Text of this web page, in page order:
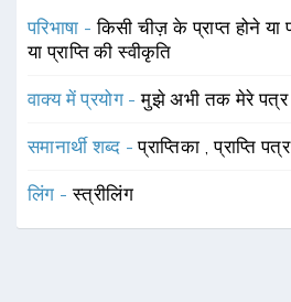
परिभाषा -किसी चीज़ के प्राप्त होने
या प्राप्ति की स्वीकृति
वाक्य में प्रयोग -मुझे अभी तक मेरे पत्र
समानार्थी शब्द -प्राप्तिका ,प्राप्ति पत्र
लिंग -स्त्रीलिंग